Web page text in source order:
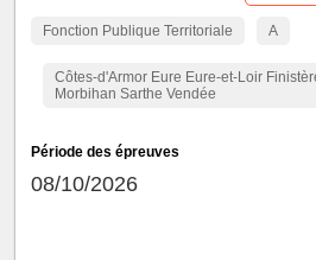
Fonction Publique Territoriale A
Côtes-d'Armor Eure Eure-et-Loir
Morbihan Sarthe Vendée
Période des épreuves
08/10/2026